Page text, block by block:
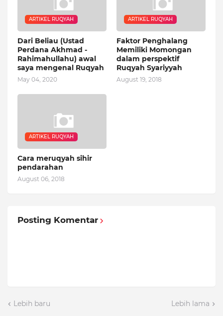
ARTIKEL RUQYAH
Dari Beliau (Ustad
Perdana Akhmad -
Rahimahullahu) awal
saya mengenal Ruqyah
May 04, 2020
ARTIKEL RUQYAH
Faktor Penghalang
Memiliki Momongan
dalam perspektif
Ruqyah Syariyyah
August 19, 2018
ARTIKEL RUQYAH
Cara meruqyah sihir
pendarahan
August 06, 2018
Posting Komentar
Lebih baru Lebih lama